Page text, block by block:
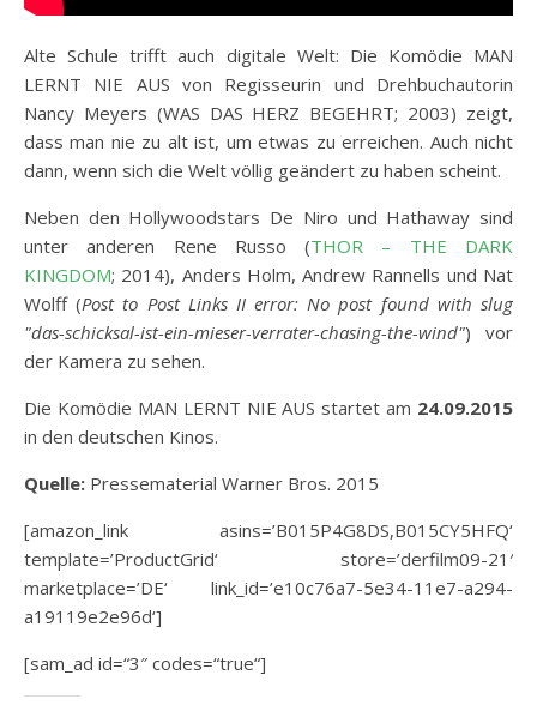
Alte Schule trifft auch digitale Welt: Die Komödie MAN
LERNT NIE AUS von Regisseurin und Drehbuchautorin
Nancy Meyers (WAS DAS HERZ BEGEHRT; 2003) zeigt,
dass man nie zu alt ist, um etwas zu erreichen. Auch nicht
dann, wenn sich die Welt völlig geändert zu haben scheint.
Neben den Hollywoodstars De Niro und Hathaway sind
unter anderen Rene Russo (THOR – THE DARK
KINGDOM; 2014), Anders Holm, Andrew Rannells und Nat
Wolff (Post to Post Links II error: No post found with slug
"das-schicksal-ist-ein-mieser-verrater-chasing-the-wind") vor
der Kamera zu sehen.
Die Komödie MAN LERNT NIE AUS startet am 24.09.2015
in den deutschen Kinos.
Quelle: Pressematerial Warner Bros. 2015
[amazon_link asins=’B015P4G8DS,B015CY5HFQ‘
template=’ProductGrid‘ store=’derfilm09-21′
marketplace=’DE‘ link_id=’e10c76a7-5e34-11e7-a294-
a19119e2e96d‘]
[sam_ad id=“3″ codes=“true“]